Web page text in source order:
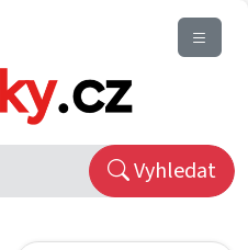
Vyhledat